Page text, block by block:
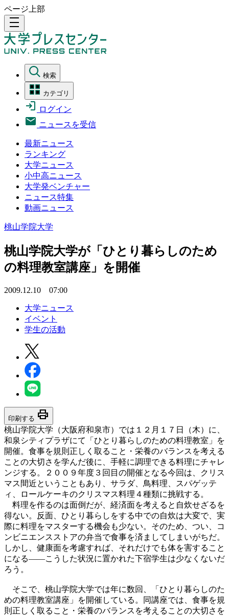
ページ上部
density_medium
検索
カテゴリ
ログイン
ニュースを受信
最新ニュース
ランキング
大学ニュース
小中高ニュース
大学発ベンチャー
ニュース特集
動画ニュース
桃山学院大学
桃山学院大学が「ひとり暮らしのため
の料理教室講座」を開催
2009.12.10 07:00
大学ニュース
イベント
学生の活動
印刷する print
桃山学院大学（大阪府和泉市）では１２月１７日（木）に、
和泉シティプラザにて「ひとり暮らしのための料理教室」を
開催。食事を規則正しく取ること・栄養のバランスを考える
ことの大切さを学んだ後に、手軽に調理できる料理にチャレ
ンジする。２００９年度３回目の開催となる今回は、クリス
マス間近ということもあり、サラダ、鳥料理、スパゲッテ
ィ、ロールケーキのクリスマス料理４種類に挑戦する。
料理を作るのは面倒だが、経済面を考えると自炊せざるを
得ない。反面、ひとり暮らしをする中での自炊は大変で、実
際に料理をマスターする機会も少ない。そのため、つい、コ
ンビニエンスストアの弁当で食事を済ましてしまいがちだ。
しかし、健康面を考慮すれば、それだけでも体を害すること
になる――こうした状況に置かれた下宿学生は少なくないだ
ろう。
そこで、桃山学院大学では年に数回、「ひとり暮らしのた
めの料理教室講座」を開催している。同講座では、食事を規
則正しく取ること・栄養のバランスを考えることの大切さを